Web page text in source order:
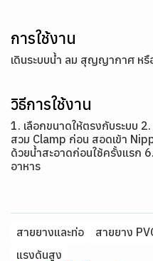
การใช้งาน
เดินระบบน้ำ ลม สุญญากาศ หรื
วิธีการใช้งาน
1. เลือกขนาดให้ตรงกับระบบ
สวม Clamp ก่อน สอดเข้า
ด้วยน้ำสะอาดก่อนใช้ครั้งแรก
อาหาร
สายยางและท่อ สายยาง
แรงดันสูง